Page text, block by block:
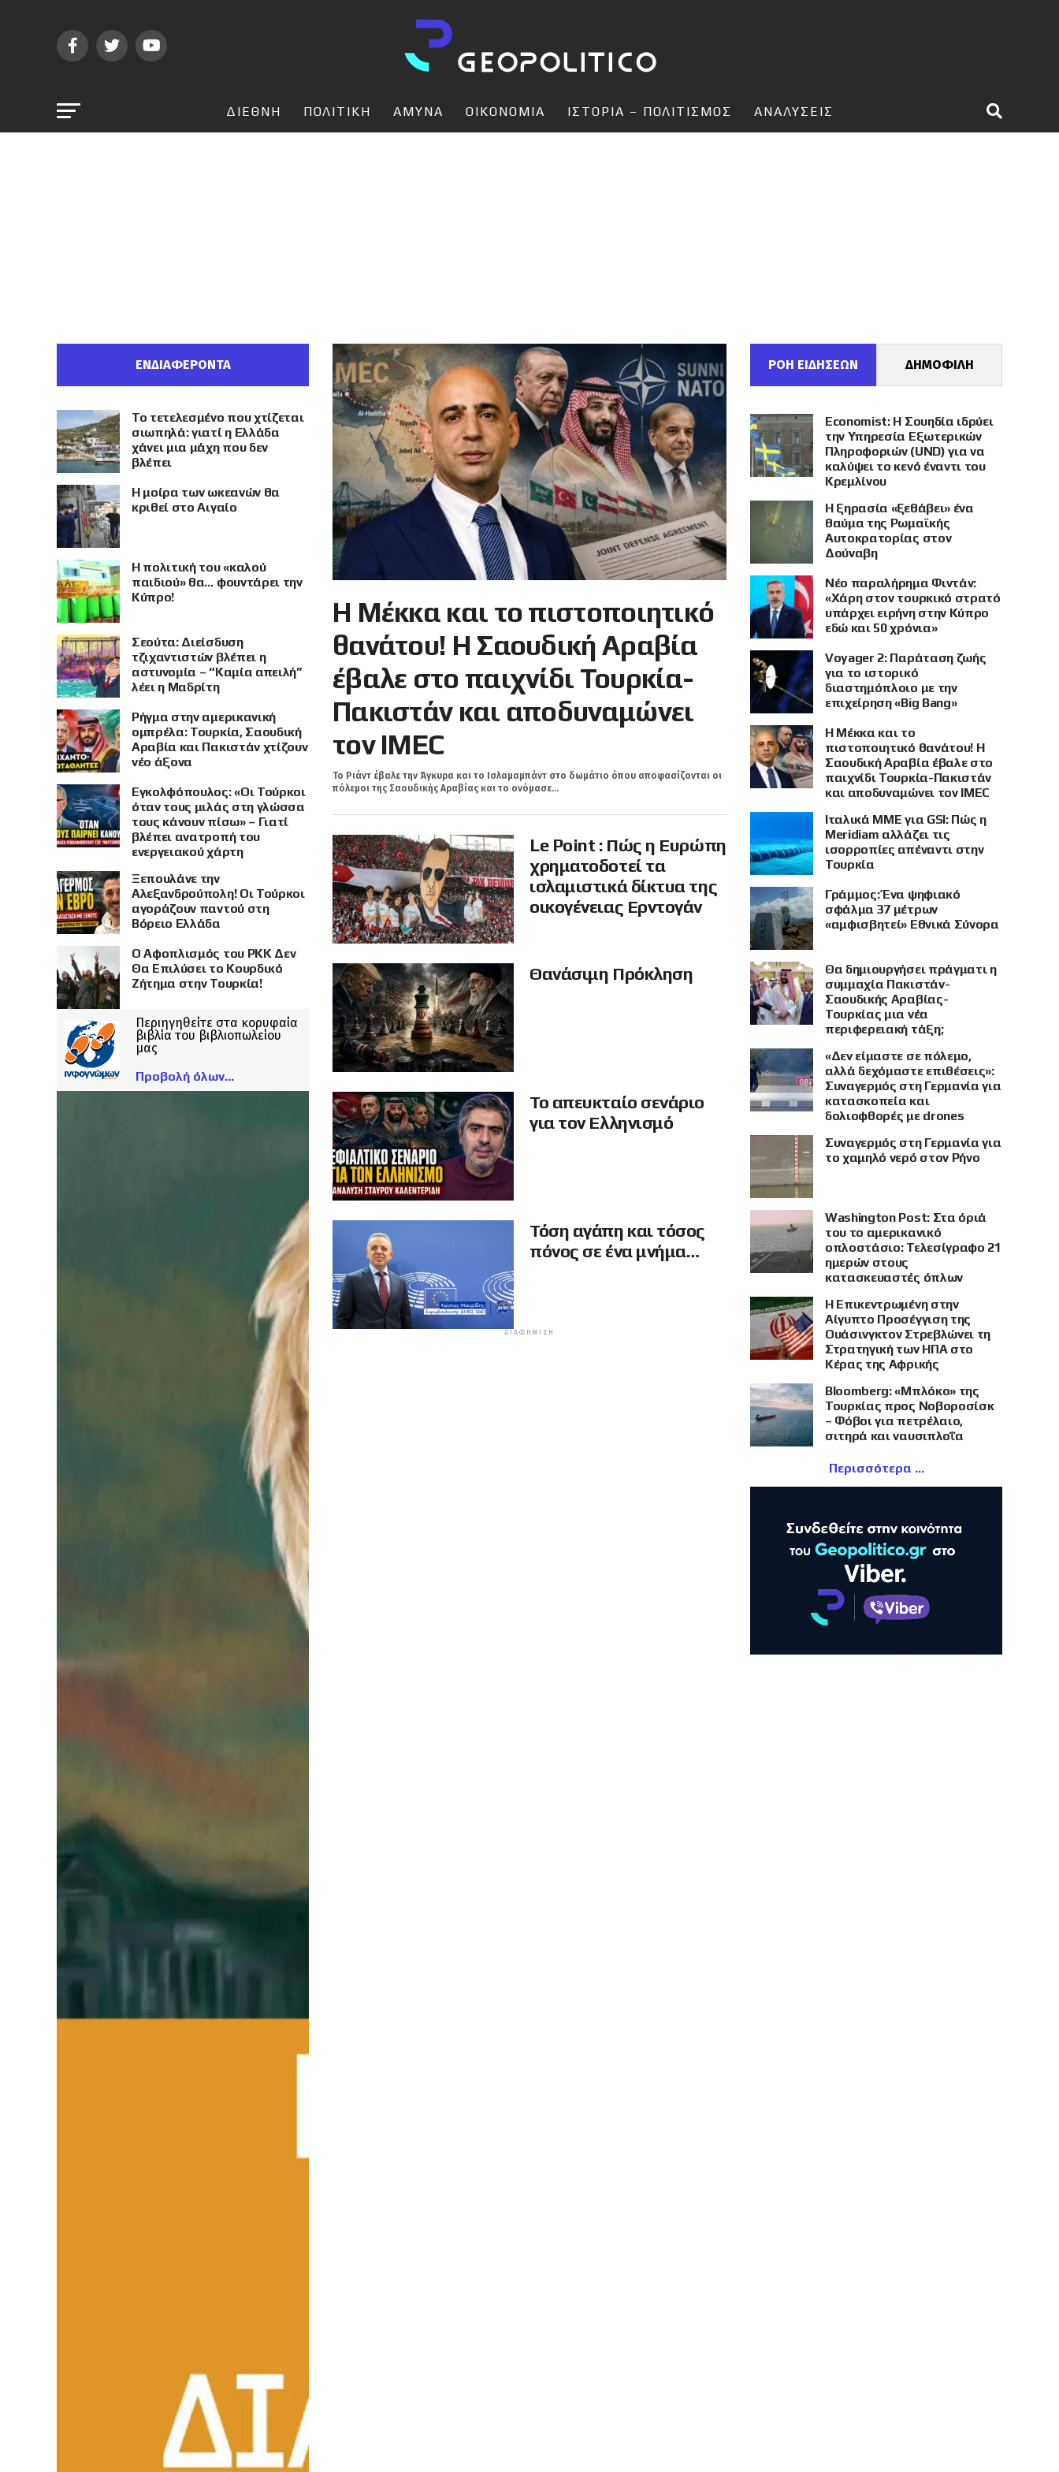
ΔΙΕΘΝΗ ΠΟΛΙΤΙΚΗ ΑΜΥΝΑ ΟΙΚΟΝΟΜΙΑ ΙΣΤΟΡΙΑ – ΠΟΛΙΤΙΣΜΟΣ ΑΝΑΛΥΣΕΙΣ
Η Μέκκα και το πιστοποιητικό
θανάτου! Η Σαουδική Αραβία
έβαλε στο παιχνίδι Τουρκία-
Πακιστάν και αποδυναμώνει
τον IMEC
Το Ριάντ έβαλε την Άγκυρα και τo Ισλαμαμπάντ στο δωμάτιο όπου αποφασίζονται οι
πόλεμοι της Σαουδικής Αραβίας και το ονόμασε...
Le Point : Πώς η Ευρώπη
χρηματοδοτεί τα
ισλαμιστικά δίκτυα της
οικογένειας Ερντογάν
Θανάσιμη Πρόκληση
Το απευκταίο σενάριο
για τον Ελληνισμό
Τόση αγάπη και τόσος
πόνος σε ένα μνήμα…
ΔΙΑΦΉΜΙΣΗ
ΕΝΔΙΑΦΕΡΟΝΤΑ
Το τετελεσμένο που χτίζεται
σιωπηλά: γιατί η Ελλάδα
χάνει μια μάχη που δεν
βλέπει
Η μοίρα των ωκεανών θα
κριθεί στο Αιγαίο
Η πολιτική του «καλού
παιδιού» θα… φουντάρει την
Κύπρο!
Σεούτα: Διείσδυση
τζιχαντιστών βλέπει η
αστυνομία – “Καμία απειλή”
λέει η Μαδρίτη
Ρήγμα στην αμερικανική
ομπρέλα: Τουρκία, Σαουδική
Αραβία και Πακιστάν χτίζουν
νέο άξονα
Εγκολφόπουλος: «Οι Τούρκοι
όταν τους μιλάς στη γλώσσα
τους κάνουν πίσω» – Γιατί
βλέπει ανατροπή του
ενεργειακού χάρτη
Ξεπουλάνε την
Αλεξανδρούπολη! Οι Τούρκοι
αγοράζουν παντού στη
Βόρειο Ελλάδα
Ο Αφοπλισμός του PKK Δεν
Θα Επιλύσει το Κουρδικό
Ζήτημα στην Τουρκία!
Περιηγηθείτε στα κορυφαία
βιβλία του βιβλιοπωλείου
μας
Προβολή όλων
ΡΟΗ ΕΙΔΗΣΕΩΝ ΔΗΜΟΦΙΛΗ
Economist: Η Σουηδία ιδρύει
την Υπηρεσία Εξωτερικών
Πληροφοριών (UND) για να
καλύψει το κενό έναντι του
Κρεμλίνου
Η ξηρασία «ξεθάβει» ένα
θαύμα της Ρωμαϊκής
Αυτοκρατορίας στον
Δούναβη
Νέο παραλήρημα Φιντάν:
«Χάρη στον τουρκικό στρατό
υπάρχει ειρήνη στην Κύπρο
εδώ και 50 χρόνια»
Voyager 2: Παράταση ζωής
για το ιστορικό
διαστημόπλοιο με την
επιχείρηση «Big Bang»
Η Μέκκα και το
πιστοποιητικό θανάτου! Η
Σαουδική Αραβία έβαλε στο
παιχνίδι Τουρκία-Πακιστάν
και αποδυναμώνει τον IMEC
Ιταλικά ΜΜΕ για GSI: Πώς η
Meridiam αλλάζει τις
ισορροπίες απέναντι στην
Τουρκία
Γράμμος: Ένα ψηφιακό
σφάλμα 37 μέτρων
«αμφισβητεί» Εθνικά Σύνορα
Θα δημιουργήσει πράγματι η
συμμαχία Πακιστάν-
Σαουδικής Αραβίας-
Τουρκίας μια νέα
περιφερειακή τάξη;
«Δεν είμαστε σε πόλεμο,
αλλά δεχόμαστε επιθέσεις»:
Συναγερμός στη Γερμανία για
κατασκοπεία και
δολιοφθορές με drones
Συναγερμός στη Γερμανία για
το χαμηλό νερό στον Ρήνο
Washington Post: Στα όριά
του το αμερικανικό
οπλοστάσιο: Τελεσίγραφο 21
ημερών στους
κατασκευαστές όπλων
Η Επικεντρωμένη στην
Αίγυπτο Προσέγγιση της
Ουάσινγκτον Στρεβλώνει τη
Στρατηγική των ΗΠΑ στο
Κέρας της Αφρικής
Bloomberg: «Μπλόκο» της
Τουρκίας προς Νοβοροσίσκ
– Φόβοι για πετρέλαιο,
σιτηρά και ναυσιπλοΐα
Περισσότερα